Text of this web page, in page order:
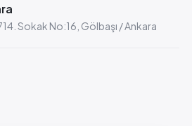
Sokak No:16, Gölbaşı / Ankara